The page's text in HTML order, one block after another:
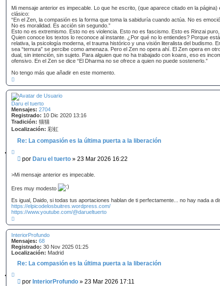
Mi mensaje anterior es impecable. Lo que he escrito, (que aparece citado en la
clásico:
“En el Zen, la compasión es la forma que toma la sabiduría cuando actúa. No es
No es moralidad. Es acción sin segundo.”
Esto no es extremismo. Esto no es violencia. Esto no es fascismo. Esto es Rinzai
Quien conoce los textos lo reconoce al instante. ¿Por qué no lo entiendes? Porque
relativa, la psicología moderna, el trauma histórico y una visión literalista del budismo.
sea “ternura” se percibe como amenaza. Pero el Zen no opera ahí. El Zen opera en
dual, sin intención, sin sujeto. Para alguien que no ha trabajado con koans, eso es
ofensivo. En el Zen se dice “El Dharma no se ofrece a quien no puede sostenerlo.”
No tengo más que añadir en este momento.
r
i
b
a
Daru el tuerto
Mensajes: 2704
Registrado: 10 Dic 2020 13:16
Tradición: 猫猫
Localización: 彩虹
Re: La compasión es la última puerta a la liberación
r
M
n
a
e
por Daru el tuerto » 23 Mar 2026 16:22
>Mi mensaje anterior es impecable.
Eres muy modesto
Es igual, Daido, si todas tus aportaciones hablan de ti perfectamente... no hay nada a
https://elpicodelosbuitres.wordpress.com/
https://www.youtube.com/@darueltuerto
r
r
i
b
a
InteriorProfundo
Mensajes: 68
Registrado: 30 Nov 2025 01:25
Localización: Madrid
Re: La compasión es la última puerta a la liberación
M
por InteriorProfundo » 23 Mar 2026 17:11